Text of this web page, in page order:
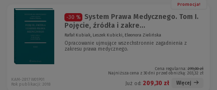
Promocja!
-30 %
System Prawa Medycznego. Tom I.
Pojęcie, źródła i zakre...
Rafał Kubiak, Leszek Kubicki, Eleonora Zielińska
Opracowanie ujmujące wszechstronnie zagadnienia z
zakresu prawa medycznego.
Cena regularna: 299,00 zł
Najniższa cena z 30 dni przed obniżką: 203,32 zł
Już od: 209,30 zł Więcej
KAM-2817 W01P01
Rok publikacji: 2018